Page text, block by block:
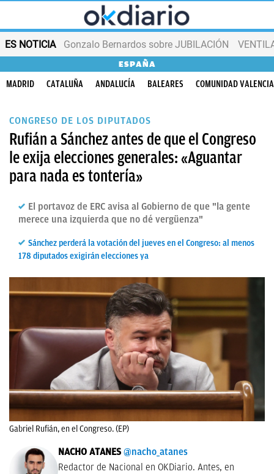
ES NOTICIA Gonzalo Bernardos sobre JUBILACIÓN
ESPAÑA
MADRID CATALUÑA ANDALUCÍA BALEARES COMUNIDAD
CONGRESO DE LOS DIPUTADOS
Rufián a Sánchez antes de que el Congreso
le exija elecciones generales: «Aguantar
para nada es tontería»
El portavoz de ERC avisa al Gobierno de que "la gente
merece una izquierda que no dé vergüenza"
Sánchez perderá la votación del jueves en el Congreso: al menos
178 diputados exigirán elecciones ya
Gabriel Rufián, en el Congreso. (EP)
NACHO ATANES @nacho_atanes
Redactor de Nacional en OKDiario. Antes, en